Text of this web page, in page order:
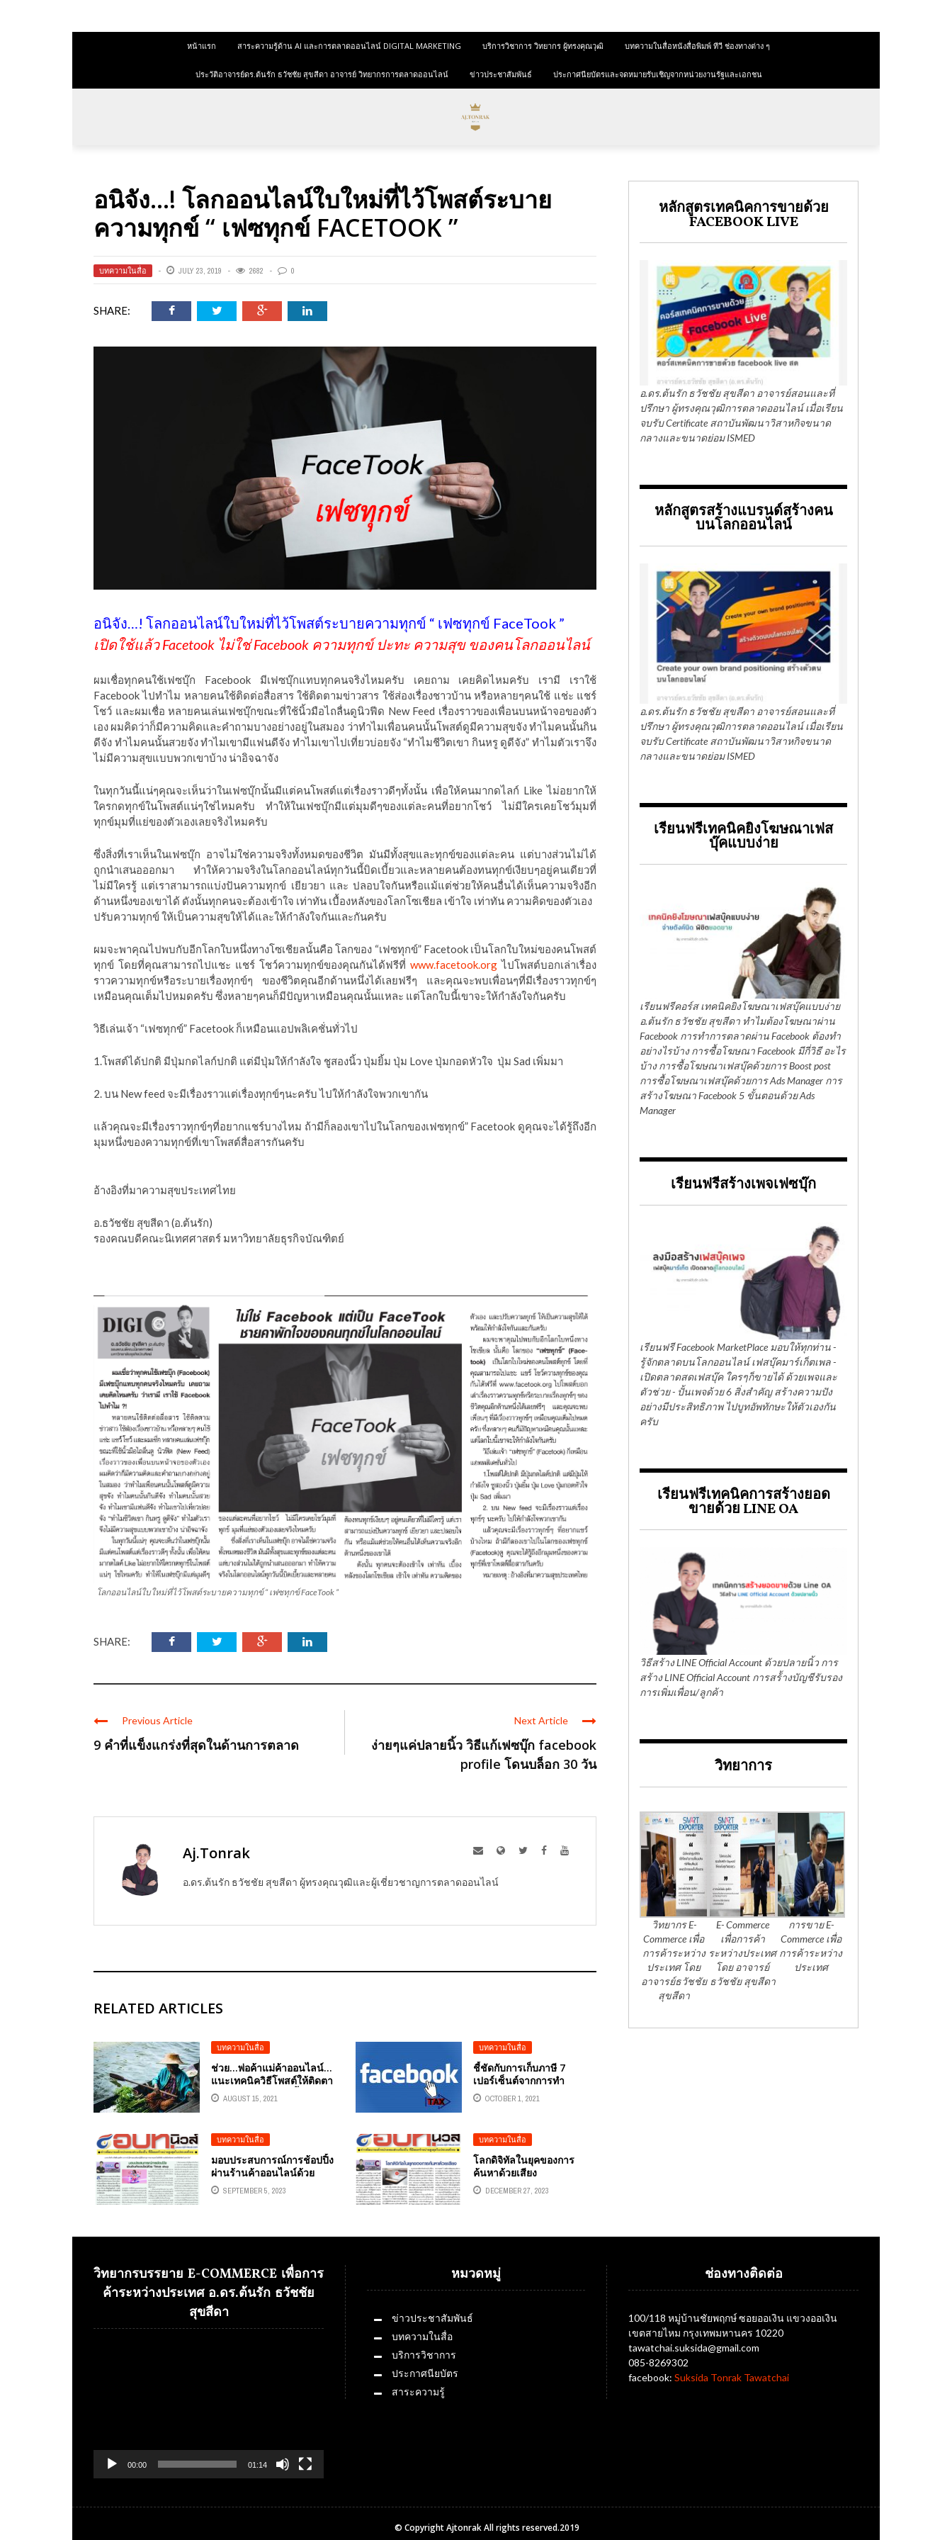
หน้าแรก สาระความรู้ด้าน AI และการตลาดออนไลน์ DIGITAL MARKETING บริการวิชาการ วิทยากร ผู้ทรงคุณวุฒิ บทความในสื่อหนังสื่อพิมพ์ ทีวี ช่องทางต่าง ๆ
ประวัติอาจารย์ดร.ต้นรัก ธวัชชัย สุขสีดา อาจารย์ วิทยากรการตลาดออนไลน์ ข่าวประชาสัมพันธ์ ประกาศนียบัตรและจดหมายรับเชิญจากหน่วยงานรัฐและเอกชน
อนิจัง…! โลกออนไลน์ใบใหม่ที่ไว้โพสต์ระบาย
ความทุกข์ “ เฟซทุกข์ FACETOOK ”
บทความในสื่อ JULY 23, 2019 2682 0
SHARE:
อนิจัง…! โลกออนไลน์ใบใหม่ที่ไว้โพสต์ระบายความทุกข์ “ เฟซทุกข์ FaceTook ”
เปิดใช้แล้ว Facetook ไม่ใช่ Facebook ความทุกข์ ปะทะ ความสุข ของคนโลกออนไลน์
ผมเชื่อทุกคนใช้เฟซบุ๊ก Facebook มีเฟซบุ๊กแทบทุกคนจริงไหมครับ เคยถาม เคยคิดไหมครับ เรามี เราใช้
Facebook ไปทำไม หลายคนใช้ติดต่อสื่อสาร ใช้ติดตามข่าวสาร ใช้ส่องเรื่องชาวบ้าน หรือหลายๆคนใช้ แช่ะ แชร์
โชว์ และผมเชื่อ หลายคนเล่นเฟซบุ๊กขณะที่ใช้นิ้วมือไถลื่นดูนิวฟีด New Feed เรื่องราวของเพื่อนบนหน้าจอของตัว
เอง ผมคิดว่าก็มีความคิดและคำถามบางอย่างอยู่ในสมอง ว่าทำไมเพื่อนคนนั้นโพสต์ดูมีความสุขจัง ทำไมคนนั้นกิน
ดีจัง ทำไมคนนั้นสวยจัง ทำไมเขามีแฟนดีจัง ทำไมเขาไปเที่ยวบ่อยจัง “ทำไมชีวิตเขา กินหรู ดูดีจัง” ทำไมตัวเราจึง
ไม่มีความสุขแบบพวกเขาบ้าง น่าอิจฉาจัง
ในทุกวันนี้แน่ๆคุณจะเห็นว่าในเฟซบุ๊กนั้นมีแต่คนโพสต์แต่เรื่องราวดีๆทั้งนั้น เพื่อให้คนมากดไลก์ Likeไม่อยากให้
ใครกดทุกข์ในโพสต์แน่ๆใช่ไหมครับ
ทำให้ในเฟซบุ๊กมีแต่มุมดีๆของแต่ละคนที่อยากโชว์
ไม่มีใครเคยโชว์มุมที่
ทุกข์มุมที่แย่ของตัวเองเลยจริงไหมครับ
ซึ่งสิ่งที่เราเห็นในเฟซบุ๊ก อาจไม่ใช่ความจริงทั้งหมดของชีวิต มันมีทั้งสุขและทุกข์ของแต่ละคน แต่บางส่วนไม่ได้
ถูกนำเสนอออกมา
ทำให้ความจริงในโลกออนไลน์ทุกวันนี้บิดเบี้ยวและหลายคนต้องทนทุกข์เงียบๆอยู่คนเดียวที่
ไม่มีใครรู้ แต่เราสามารถแบ่งปันความทุกข์ เยียวยา และ ปลอบใจกันหรือแม้แต่ช่วยให้คนอื่นได้เห็นความจริงอีก
ด้านหนึ่งของเขาได้ ดังนั้นทุกคนจะต้องเข้าใจ เท่าทัน เบื้องหลังของโลกโซเชียล เข้าใจ เท่าทัน ความคิดของตัวเอง
ปรับความทุกข์ให้เป็นความสุขให้ได้และให้กำลังใจกันและกันครับ
ผมจะพาคุณไปพบกับอีกโลกใบหนึ่งทางโซเชียลนั้นคือ โลกของ “เฟซทุกข์” Facetook เป็นโลกใบใหม่ของคนโพสต์
ทุกข์ โดยที่คุณสามารถไปแชะ แชร์ โชว์ความทุกข์ของคุณกันได้ฟรีที่ www.facetook.org ไปโพสต์บอกเล่าเรื่อง
ราวความทุกข์หรือระบายเรื่องทุกข์ๆ
ของชีวิตคุณอีกด้านหนึ่งได้เลยฟรีๆ
และคุณจะพบเพื่อนๆที่มีเรื่องราวทุกข์ๆ
เหมือนคุณเต็มไปหมดครับ ซึ่งหลายๆคนก็มีปัญหาเหมือนคุณนั้นแหละ แต่โลกใบนี้เขาจะให้กำลังใจกันครับ
วิธีเล่นเจ้า “เฟซทุกข์” Facetook ก็เหมือนแอปพลิเคชั่นทั่วไป
1.โพสต์ได้ปกติ มีปุ่มกดไลก์ปกติ แต่มีปุ่มให้กำลังใจ ชูสองนิ้วปุ่มยิ้ม ปุ่ม Loveปุ่มกอดหัวใจ ปุ่ม Sad เพิ่มมา
2.บน New feed จะมีเรื่องราวแต่เรื่องทุกข์ๆนะครับ ไปให้กำลังใจพวกเขากัน
แล้วคุณจะมีเรื่องราวทุกข์ๆที่อยากแชร์บางไหม ถ้ามีก็ลองเขาไปในโลกของเฟซทุกข์” Facetook ดูคุณจะได้รู้ถึงอีก
มุมหนึ่งของความทุกข์ที่เขาโพสต์สื่อสารกันครับ
อ้างอิงที่มาความสุขประเทศไทย
อ.ธวัชชัย สุขสีดา (อ.ต้นรัก)
รองคณบดีคณะนิเทศศาสตร์ มหาวิทยาลัยธุรกิจบัณฑิตย์
โลกออนไลน์ใบใหม่ที่ไว้โพสต์ระบายความทุกข์ “ เฟซทุกข์ FaceTook ”
SHARE:
Previous Article
9 คำที่แข็งแกร่งที่สุดในด้านการตลาด
Next Article
ง่ายๆแค่ปลายนิ้ว วิธีแก้เฟซบุ๊ก facebook
profile โดนบล็อก 30 วัน
Aj.Tonrak
อ.ดร.ต้นรัก ธวัชชัย สุขสีดา ผู้ทรงคุณวุฒิและผู้เชี่ยวชาญการตลาดออนไลน์
RELATED ARTICLES
บทความในสื่อ
ช่วย…พ่อค้าแม่ค้าออนไลน์…
แนะเทคนิควิธีโพสต์ให้ติดตา
ติดปาก และติดใจผู้ซื้อในยุค
วิถีใหม่ NEW NORMAL
AUGUST 15, 2021
บทความในสื่อ
ชี้ชัดกับการเก็บภาษี 7
เปอร์เซ็นต์จากการทำ
โฆษณา FACEBOOK
OCTOBER 1, 2021
บทความในสื่อ
มอบประสบการณ์การช้อปปิ้ง
ผ่านร้านค้าออนไลน์ด้วย
TIKTOK SHOP
SEPTEMBER 5, 2023
บทความในสื่อ
โลกดิจิทัลในยุคของการ
ค้นหาด้วยเสียง
DECEMBER 27, 2023
หลักสูตรเทคนิคการขายด้วย
FACEBOOK LIVE
อ.ดร.ต้นรัก ธวัชชัย สุขสีดา อาจารย์สอนและที่
ปรึกษา ผู้ทรงคุณวุฒิการตลาดออนไลน์ เมื่อเรียน
จบรับ Certificate สถาบันพัฒนาวิสาหกิจขนาด
กลางและขนาดย่อม ISMED
หลักสูตรสร้างแบรนด์สร้างคน
บนโลกออนไลน์
อ.ดร.ต้นรัก ธวัชชัย สุขสีดา อาจารย์สอนและที่
ปรึกษา ผู้ทรงคุณวุฒิการตลาดออนไลน์ เมื่อเรียน
จบรับ Certificate สถาบันพัฒนาวิสาหกิจขนาด
กลางและขนาดย่อม ISMED
เรียนฟรีเทคนิคยิงโฆษณาเฟส
บุ๊คแบบง่าย
เรียนฟรีคอร์ส เทคนิคยิงโฆษณาเฟสบุ๊คแบบง่าย
อ.ต้นรัก ธวัชชัย สุขสีดา ทำไมต้องโฆษณาผ่าน
Facebook การทำการตลาดผ่าน Facebook ต้องทำ
อย่างไรบ้าง การซื้อโฆษณา Facebook มีกี่วิธี อะไร
บ้าง การซื้อโฆษณาเฟสบุ๊คด้วยการ Boost post
การซื้อโฆษณาเฟสบุ๊คด้วยการ Ads Manager การ
สร้างโฆษณา Facebook 5 ขั้นตอนด้วย Ads
Manager
เรียนฟรีสร้างเพจเฟซบุ๊ก
เรียนฟรี Facebook MarketPlace มอบให้ทุกท่าน -
รู้จักตลาดบนโลกออนไลน์ เฟสบุ๊คมาร์เก็ตเพล -
เปิดตลาดสดเฟสบุ๊ค ใครๆก็ขายได้ ด้วยเพจและ
ตัวช่วย - ปั้นเพจด้วย 6 สิ่งสำคัญ สร้างความปัง
อย่างมีประสิทธิภาพ ไปบูทอัพทักษะให้ตัวเองกัน
ครับ
เรียนฟรีเทคนิคการสร้างยอด
ขายด้วย LINE OA
วิธีสร้าง LINE Official Account ด้วยปลายนิ้ว การ
สร้าง LINE Official Account การสร้้างบัญชีรับรอง
การเพิ่มเพื่อน/ลูกค้า
วิทยาการ
วิทยากร E-
Commerce เพื่อ
การค้าระหว่าง
ประเทศ โดย
อาจารย์ธวัชชัย
สุขสีดา
E- Commerce
เพื่อการค้า
ระหว่างประเทศ
โดย อาจารย์
ธวัชชัย สุขสีดา
การขาย E-
Commerce เพื่อ
การค้าระหว่าง
ประเทศ
วิทยากรบรรยาย E-COMMERCE เพื่อการ
ค้าระหว่างประเทศ อ.ดร.ต้นรัก ธวัชชัย
สุขสีดา
00:00 01:14
หมวดหมู่
ข่าวประชาสัมพันธ์
บทความในสื่อ
บริการวิชาการ
ประกาศนียบัตร
สาระความรู้
ช่องทางติดต่อ
100/118 หมู่บ้านชัยพฤกษ์ ซอยออเงิน แขวงออเงิน
เขตสายไหม กรุงเทพมหานคร 10220
tawatchai.suksida@gmail.com
085-8269302
facebook: Suksida Tonrak Tawatchai
© Copyright Ajtonrak All rights reserved.2019